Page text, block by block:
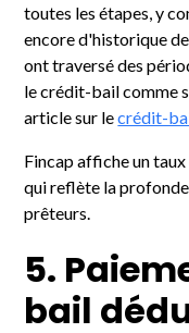
toutes les étapes, y
encore d'historique
ont traversé des
le crédit-bail comme
article sur lecrédit-
Fincap affiche un
qui reflète la
prêteurs.
5.
bail